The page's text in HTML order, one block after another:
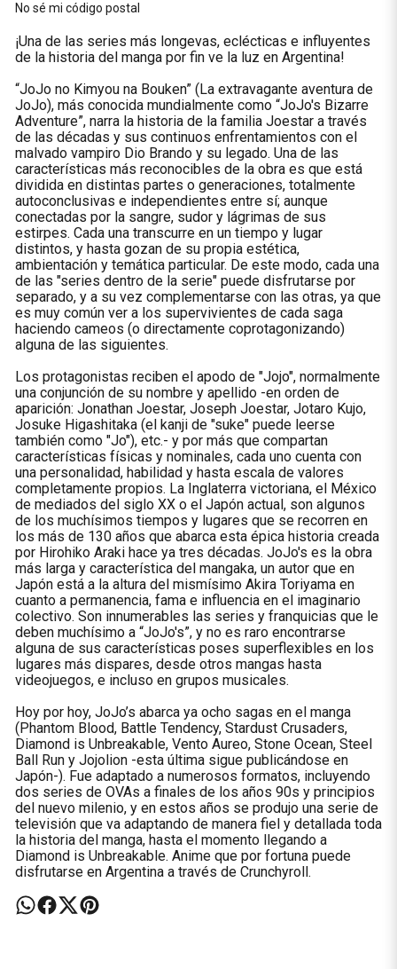
No sé mi código postal
¡Una de las series más longevas, eclécticas e influyentes
de la historia del manga por fin ve la luz en Argentina!
“JoJo no Kimyou na Bouken” (La extravagante aventura de
JoJo), más conocida mundialmente como “JoJo's Bizarre
Adventure”, narra la historia de la familia Joestar a través
de las décadas y sus continuos enfrentamientos con el
malvado vampiro Dio Brando y su legado. Una de las
características más reconocibles de la obra es que está
dividida en distintas partes o generaciones, totalmente
autoconclusivas e independientes entre sí; aunque
conectadas por la sangre, sudor y lágrimas de sus
estirpes. Cada una transcurre en un tiempo y lugar
distintos, y hasta gozan de su propia estética,
ambientación y temática particular. De este modo, cada una
de las "series dentro de la serie" puede disfrutarse por
separado, y a su vez complementarse con las otras, ya que
es muy común ver a los supervivientes de cada saga
haciendo cameos (o directamente coprotagonizando)
alguna de las siguientes.
Los protagonistas reciben el apodo de "Jojo", normalmente
una conjunción de su nombre y apellido -en orden de
aparición: Jonathan Joestar, Joseph Joestar, Jotaro Kujo,
Josuke Higashitaka (el kanji de "suke" puede leerse
también como "Jo"), etc.- y por más que compartan
características físicas y nominales, cada uno cuenta con
una personalidad, habilidad y hasta escala de valores
completamente propios. La Inglaterra victoriana, el México
de mediados del siglo XX o el Japón actual, son algunos
de los muchísimos tiempos y lugares que se recorren en
los más de 130 años que abarca esta épica historia creada
por Hirohiko Araki hace ya tres décadas. JoJo's es la obra
más larga y característica del mangaka, un autor que en
Japón está a la altura del mismísimo Akira Toriyama en
cuanto a permanencia, fama e influencia en el imaginario
colectivo. Son innumerables las series y franquicias que le
deben muchísimo a “JoJo's”, y no es raro encontrarse
alguna de sus características poses superflexibles en los
lugares más dispares, desde otros mangas hasta
videojuegos, e incluso en grupos musicales.
Hoy por hoy, JoJo’s abarca ya ocho sagas en el manga
(Phantom Blood, Battle Tendency, Stardust Crusaders,
Diamond is Unbreakable, Vento Aureo, Stone Ocean, Steel
Ball Run y Jojolion -esta última sigue publicándose en
Japón-). Fue adaptado a numerosos formatos, incluyendo
dos series de OVAs a finales de los años 90s y principios
del nuevo milenio, y en estos años se produjo una serie de
televisión que va adaptando de manera fiel y detallada toda
la historia del manga, hasta el momento llegando a
Diamond is Unbreakable. Anime que por fortuna puede
disfrutarse en Argentina a través de Crunchyroll.